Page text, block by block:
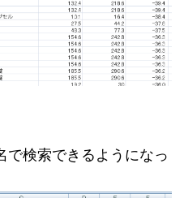
検索できるようになっ